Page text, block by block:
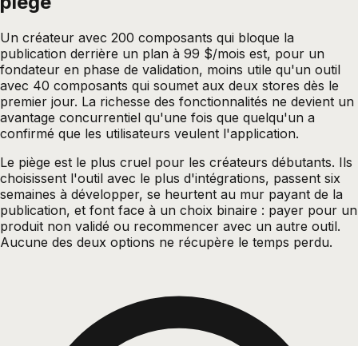
Un créateur avec 200 composants qui bloque la
publication derrière un plan à 99 $/mois est, pour un
fondateur en phase de validation, moins utile qu'un outil
avec 40 composants qui soumet aux deux stores dès le
premier jour. La richesse des fonctionnalités ne devient un
avantage concurrentiel qu'une fois que quelqu'un a
confirmé que les utilisateurs veulent l'application.
Le piège est le plus cruel pour les créateurs débutants. Ils
choisissent l'outil avec le plus d'intégrations, passent six
semaines à développer, se heurtent au mur payant de la
publication, et font face à un choix binaire : payer pour un
produit non validé ou recommencer avec un autre outil.
Aucune des deux options ne récupère le temps perdu.